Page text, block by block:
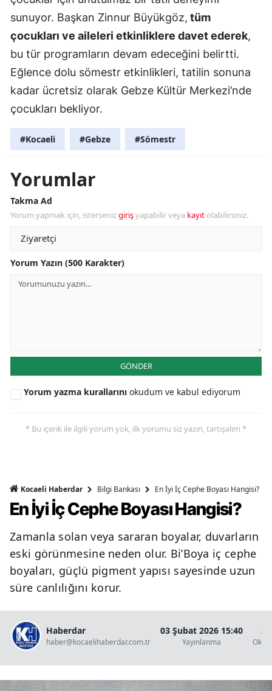
sunuyor. Başkan Zinnur Büyükgöz, tüm
çocukları ve aileleri etkinliklere davet ederek,
bu tür programların devam edeceğini belirtti.
Eğlence dolu sömestr etkinlikleri, tatilin sonuna
kadar ücretsiz olarak Gebze Kültür Merkezi’nde
çocukları bekliyor.
#Kocaeli #Gebze #Sömestr
Yorumlar
Takma Ad
Yorum yapmak için, istersenizgirişyapabilir veya kayıt olabilirsiniz.
Yorum Yazın (500 Karakter)
GÖNDER
Yorum yazma kurallarını okudum ve kabul ediyorum
* Bu içerik ile ilgili yorum yok, ilk yorumu siz yazın, tartışalım *
Kocaeli Haberdar Bilgi Bankası En İyi İç Cephe Boyası Hangisi?
En İyi İç Cephe Boyası Hangisi?
Zamanla solan veya sararan boyalar, duvarların
eski görünmesine neden olur. Bi’Boya iç cephe
boyaları, güçlü pigment yapısı sayesinde uzun
süre canlılığını korur.
Haberdar
haber@kocaelihaberdar.com.tr
03 Şubat 2026 15:40
Yayınlanma
2